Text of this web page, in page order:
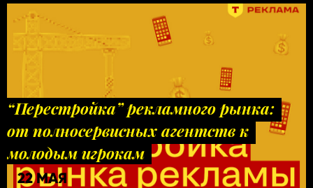
“Перестройка” рекламного рынка:
от полносервисных агентств к
молодым игрокам
22 МАЯ